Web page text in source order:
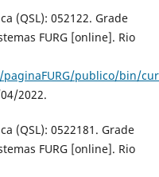
(QSL): 052122. Grade
FURG [online]. Rio
publico/bin/
2022.
(QSL): 0522181. Grade
FURG [online]. Rio